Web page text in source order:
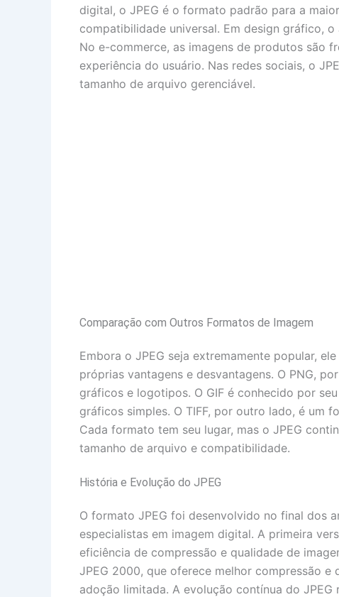
digital, o JPEG é o formato padrão para a
compatibilidade universal. Em design gráfico,
No e-commerce, as imagens de produtos são
experiência do usuário. Nas redes sociais, o
tamanho de arquivo gerenciável.
Comparação com Outros Formatos de Imagem
Embora o JPEG seja extremamente popular,
próprias vantagens e desvantagens. O PNG,
gráficos e logotipos. O GIF é conhecido por
gráficos simples. O TIFF, por outro lado, é um
Cada formato tem seu lugar, mas o JPEG
tamanho de arquivo e compatibilidade.
História e Evolução do JPEG
O formato JPEG foi desenvolvido no final dos
especialistas em imagem digital. A primeira
eficiência de compressão e qualidade de
JPEG 2000, que oferece melhor compressão
adoção limitada. A evolução contínua do